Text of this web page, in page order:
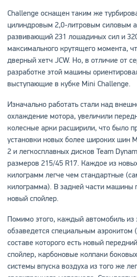
Challenge оснащен таким же
цилиндровым 2,0-литровым силовым
развивающий 231 лошадиных сил и
максимального крутящего момента,
дверный хетч JCW. Но, в отличие от
разработке этой машины
выступающие в кубке Mini Challenge.
Изначально работать стали над
охлаждение мотора, увеличили
колесные арки расширили, что было
установки новых более широких шин
2 и легкосплавных дисков Team
размеров 215/45 R17. Каждое из
килограмм легче чем стандартные
килограмма). В задней части машины
новый спойлер.
Помимо этого, каждый автомобиль из
обзаведется специальным аэрокитом
составе которого есть новый
спойлер, карбоновые колпаки
системы впуска воздуха из того же